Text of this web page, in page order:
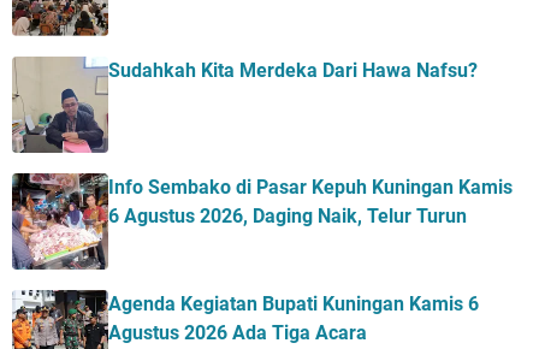
Sudahkah Kita Merdeka Dari Hawa Nafsu?
Info Sembako di Pasar Kepuh Kuningan Kamis
6 Agustus 2026, Daging Naik, Telur Turun
Agenda Kegiatan Bupati Kuningan Kamis 6
Agustus 2026 Ada Tiga Acara